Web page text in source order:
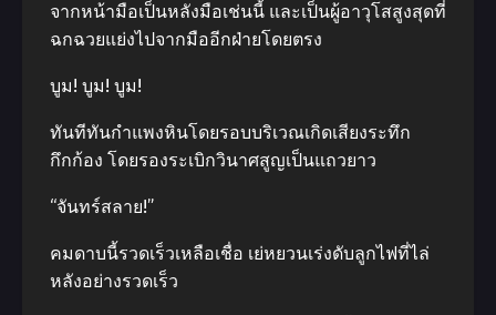
จากหน้ามือเป็นหลังมือเช่นนี้ และเป็นผู้อาวุโสสูงสุดที่
ฉกฉวยแย่งไปจากมืออีกฝ่ายโดยตรง
บูม! บูม! บูม!
ทันทีทันกำแพงหินโดยรอบบริเวณเกิดเสียงระทึก
กึกก้อง โดยรองระเบิกวินาศสูญเป็นแถวยาว
“จันทร์สลาย!”
คมดาบนี้รวดเร็วเหลือเชื่อ เย่หยวนเร่งดับลูกไฟที่ไล่
หลังอย่างรวดเร็ว